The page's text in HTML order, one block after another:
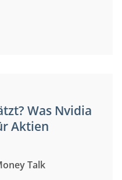
Was Nvidia
Aktien
Talk